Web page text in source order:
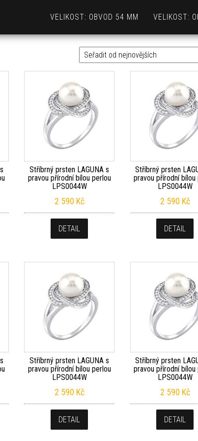
VELIKOST: OBVOD 54 MM VELIKOST:
Stříbrný prsten LAGUNA s
pravou přírodní bílou perlou
LPS0044W
2 590 Kč
DETAIL
Stříbrný prsten
pravou přírodní bílou
LPS0044W
2 590 Kč
DETAIL
Stříbrný prsten LAGUNA s
pravou přírodní bílou perlou
LPS0044W
2 590 Kč
DETAIL
Stříbrný prsten
pravou přírodní bílou
LPS0044W
2 590 Kč
DETAIL